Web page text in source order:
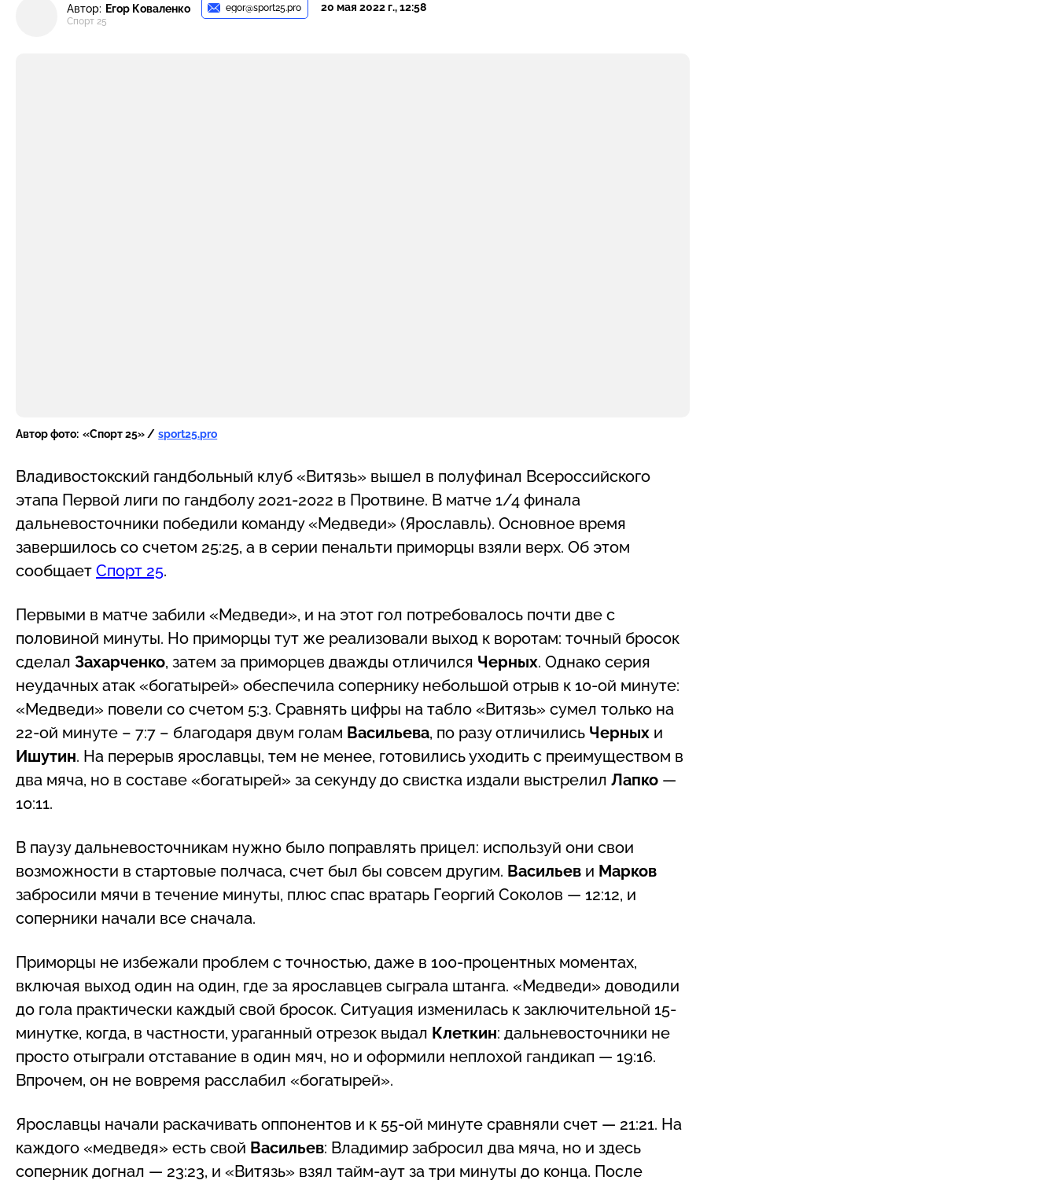
Автор: Егор Коваленко
Спорт 25
egor@sport25.pro 20 мая 2022 г., 12:58
Автор фото: «Спорт 25» / sport25.pro
Владивостокский гандбольный клуб «Витязь» вышел в полуфинал Всероссийского
этапа Первой лиги по гандболу 2021-2022 в Протвине. В матче 1/4 финала
дальневосточники победили команду «Медведи» (Ярославль). Основное время
завершилось со счетом 25:25, а в серии пенальти приморцы взяли верх. Об этом
сообщает Спорт 25.
Первыми в матче забили «Медведи», и на этот гол потребовалось почти две с
половиной минуты. Но приморцы тут же реализовали выход к воротам: точный бросок
сделал Захарченко, затем за приморцев дважды отличился Черных. Однако серия
неудачных атак «богатырей» обеспечила сопернику небольшой отрыв к 10-ой минуте:
«Медведи» повели со счетом 5:3. Сравнять цифры на табло «Витязь» сумел только на
22-ой минуте – 7:7 – благодаря двум голам Васильева, по разу отличились Черных и
Ишутин. На перерыв ярославцы, тем не менее, готовились уходить с преимуществом в
два мяча, но в составе «богатырей» за секунду до свистка издали выстрелил Лапко —
10:11.
В паузу дальневосточникам нужно было поправлять прицел: используй они свои
возможности в стартовые полчаса, счет был бы совсем другим. Васильев и Марков
забросили мячи в течение минуты, плюс спас вратарь Георгий Соколов — 12:12, и
соперники начали все сначала.
Приморцы не избежали проблем с точностью, даже в 100-процентных моментах,
включая выход один на один, где за ярославцев сыграла штанга. «Медведи» доводили
до гола практически каждый свой бросок. Ситуация изменилась к заключительной 15-
минутке, когда, в частности, ураганный отрезок выдал Клеткин: дальневосточники не
просто отыграли отставание в один мяч, но и оформили неплохой гандикап — 19:16.
Впрочем, он не вовремя расслабил «богатырей».
Ярославцы начали раскачивать оппонентов и к 55-ой минуте сравняли счет — 21:21. На
каждого «медведя» есть свой Васильев: Владимир забросил два мяча, но и здесь
соперник догнал — 23:23, и «Витязь» взял тайм-аут за три минуты до конца. После